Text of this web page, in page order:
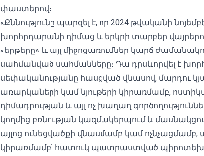
փաստերով։
«Քննությունը պարզել է, որ 2024 թվականի
խորհրդարանի դիմաց և երկրի տարբեր
«երթերը» և այլ միջոցառումներ կարճ
սահմանված սահմանները։ Դա դրսևորվել է
սեփականությանը հասցված վնասով, մարդու
առարկաների կամ նյութերի կիրառմամբ,
դիմադրության և այլ ոչ խաղաղ
կողմից բռնության կազմակերպում և
այլոց ունեցվածքի վնասմամբ կամ
կիրառմամբ՝ հատուկ պատրաստված